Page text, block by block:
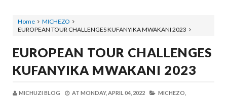
Home
MICHEZO
EUROPEAN TOUR CHALLENGES KUFANYIKA MWAKANI 2023
EUROPEAN TOUR CHALLENGES
KUFANYIKA MWAKANI 2023
MICHUZI BLOG AT MONDAY, APRIL 04, 2022 MICHEZO,